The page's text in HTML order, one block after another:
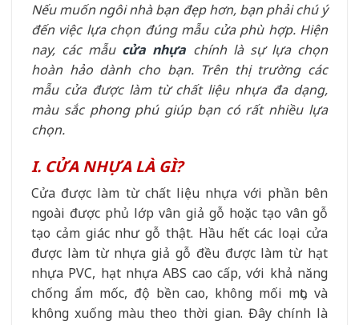
Nếu muốn ngôi nhà bạn đẹp hơn, bạn phải chú ý
đến việc lựa chọn đúng mẫu cửa phù hợp. Hiện
nay, các mẫucửa nhựa chính là sự lựa chọn
hoàn hảo dành cho bạn. Trên thị trường các
mẫu cửa được làm từ chất liệu nhựa đa dạng,
màu sắc phong phú giúp bạn có rất nhiều lựa
chọn.
I. CỬA NHỰA LÀ GÌ?
Cửa được làm từ chất liệu nhựa với phần bên
ngoài được phủ lớp vân giả gỗ hoặc tạo vân gỗ
tạo cảm giác như gỗ thật. Hầu hết các loại cửa
được làm từ nhựa giả gỗ đều được làm từ hạt
nhựa PVC, hạt nhựa ABS cao cấp, với khả năng
chống ẩm mốc, độ bền cao, không mối mọt, và
không xuống màu theo thời gian. Đây chính là